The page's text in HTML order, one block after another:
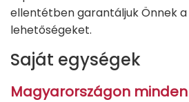
ellentétben garantáljuk Önnek
lehetőségeket.
Saját egységek
Magyarországon